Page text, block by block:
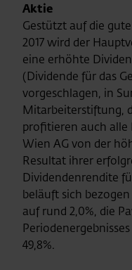
Aktie
Gestützt auf die
2017 wird der
eine erhöhte
(Dividende für das
vorgeschlagen, in
Mitarbeiterstiftung,
profitieren auch alle
Wien AG von der
Resultat ihrer
Dividendenrendite
beläuft sich bezogen
auf rund 2,0%, die
49,8%.